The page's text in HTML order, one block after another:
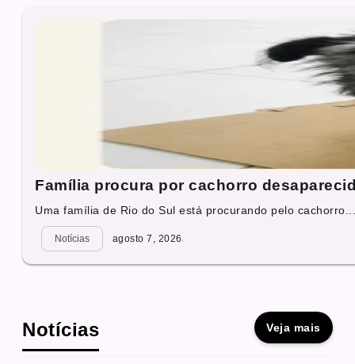
Família procura por cachorro
Uma família de Rio do Sul está procurando pelo
Notícias agosto 7, 2026
Notícias Veja mais